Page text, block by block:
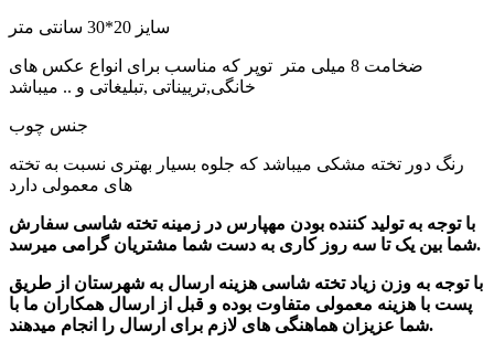
سایز 20*30 سانتی متر
ضخامت 8 میلی متر توپر که مناسب برای انواع عکس های
خانگی,ترییناتی ,تبلیغاتی و .. میباشد
جنس چوب
رنگ دور تخته مشکی میباشد که جلوه بسیار بهتری نسبت به تخته
های معمولی دارد
با توجه به تولید کننده بودن مهپارس در زمینه تخته شاسی سفارش
شما بین یک تا سه روز کاری به دست شما مشتریان گرامی میرسد.
با توجه به وزن زیاد تخته شاسی هزینه ارسال به شهرستان از طریق
پست با هزینه معمولی متفاوت بوده و قبل از ارسال همکاران ما با
شما عزیزان هماهنگی های لازم برای ارسال را انجام میدهند.